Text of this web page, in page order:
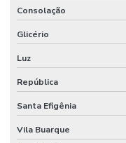
Embalagens Com
Embalagens De Canela
Embalagens De Filme
Consolação
Glicério
Luz
República
Santa Efigênia
Vila Buarque